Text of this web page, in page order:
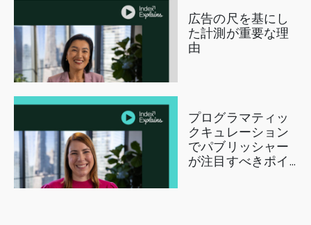
広告の尺を基にし
た計測が重要な理
由
プログラマティッ
クキュレーション
でパブリッシャー
が注目すべきポイ